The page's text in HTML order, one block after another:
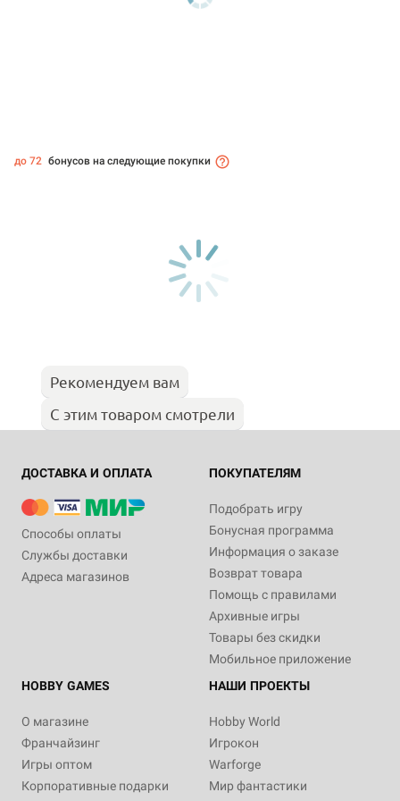
до 72 бонусов на следующие покупки
Рекомендуем вам
С этим товаром смотрели
ДОСТАВКА И ОПЛАТА
Способы оплаты
Службы доставки
Адреса магазинов
ПОКУПАТЕЛЯМ
Подобрать игру
Бонусная программа
Информация о заказе
Возврат товара
Помощь с правилами
Архивные игры
Товары без скидки
Мобильное приложение
HOBBY GAMES
О магазине
Франчайзинг
Игры оптом
Корпоративные подарки
НАШИ ПРОЕКТЫ
Hobby World
Игрокон
Warforge
Мир фантастики